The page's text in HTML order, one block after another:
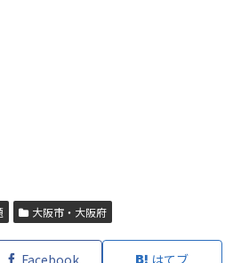
大阪市・大阪府
Facebook はてブ